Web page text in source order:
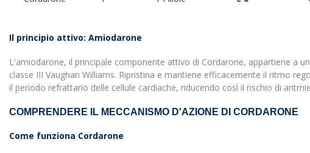
Il principio attivo: Amiodarone
L'amiodarone, il principale componente attivo di Cordarone, appartiene a
classe III Vaughan Williams. Ripristina e mantiene efficacemente il ritmo
il periodo refrattario delle cellule cardiache, riducendo così il rischio di
COMPRENDERE IL MECCANISMO D'AZIONE DI CORDARONE
Come funziona Cordarone